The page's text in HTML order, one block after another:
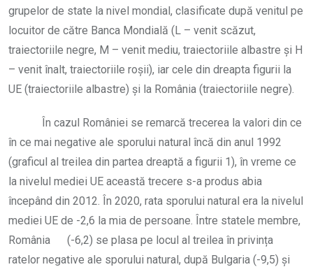
grupelor de state la nivel mondial, clasificate după venitul pe
locuitor de către Banca Mondială (L – venit scăzut,
traiectoriile negre, M – venit mediu, traiectoriile albastre și H
– venit înalt, traiectoriile roșii), iar cele din dreapta figurii la
UE (traiectoriile albastre) și la România (traiectoriile negre).
În cazul României se remarcă trecerea la valori din ce
în ce mai negative ale sporului natural încă din anul 1992
(graficul al treilea din partea dreaptă a figurii 1), în vreme ce
la nivelul mediei UE această trecere s-a produs abia
începând din 2012. În 2020, rata sporului natural era la nivelul
mediei UE de -2,6 la mia de persoane. Între statele membre,
România (-6,2) se plasa pe locul al treilea în privința
ratelor negative ale sporului natural, după Bulgaria (-9,5) și